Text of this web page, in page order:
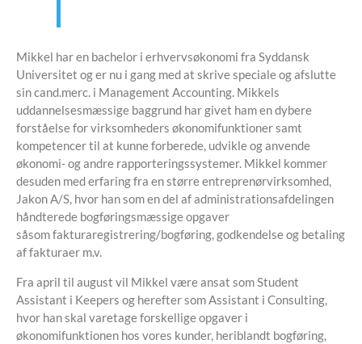
Mikkel har en bachelor i erhvervsøkonomi fra Syddansk
Universitet og er nu i gang med at skrive speciale og afslutte
sin cand.merc. i Management Accounting. Mikkels
uddannelsesmæssige baggrund har givet ham en dybere
forståelse for virksomheders økonomifunktioner samt
kompetencer til at kunne forberede, udvikle og anvende
økonomi- og andre rapporteringssystemer. Mikkel kommer
desuden med erfaring fra en større entreprenørvirksomhed,
Jakon A/S, hvor han som en del af administrationsafdelingen
håndterede bogføringsmæssige opgaver
såsom fakturaregistrering/bogføring, godkendelse og betaling
af fakturaer m.v.
Fra april til august vil Mikkel være ansat som Student
Assistant i Keepers og herefter som Assistant i Consulting,
hvor han skal varetage forskellige opgaver i
økonomifunktionen hos vores kunder, heriblandt bogføring,